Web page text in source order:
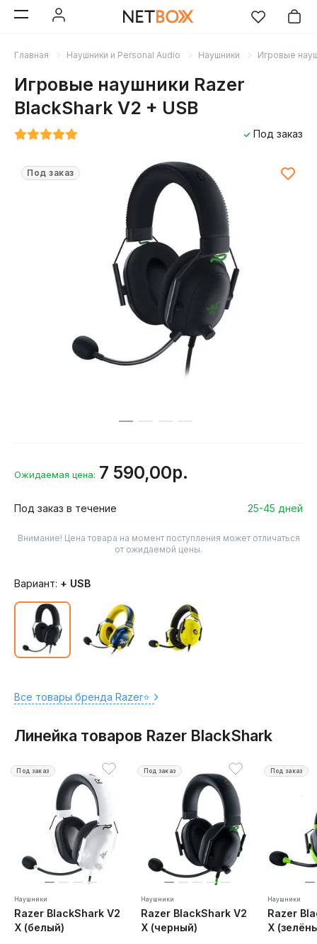
Главная Наушники и Personal Audio Наушники Игровые
Игровые наушники Razer
BlackShark V2 + USB
Под заказ
Под заказ
Ожидаемая цена: 7 590,00р.
Под заказ в течение 25-45 дней
Внимание! Цена товара на момент поступления может отличаться
от ожидаемой цены.
Вариант: + USB
Все товары бренда Razer⭐️
Линейка товаров Razer BlackShark
Под заказ
Наушники
Razer BlackShark V2
X (белый)
Под заказ
Наушники
Razer BlackShark V2
X (черный)
Под заказ
Наушники
Razer
X